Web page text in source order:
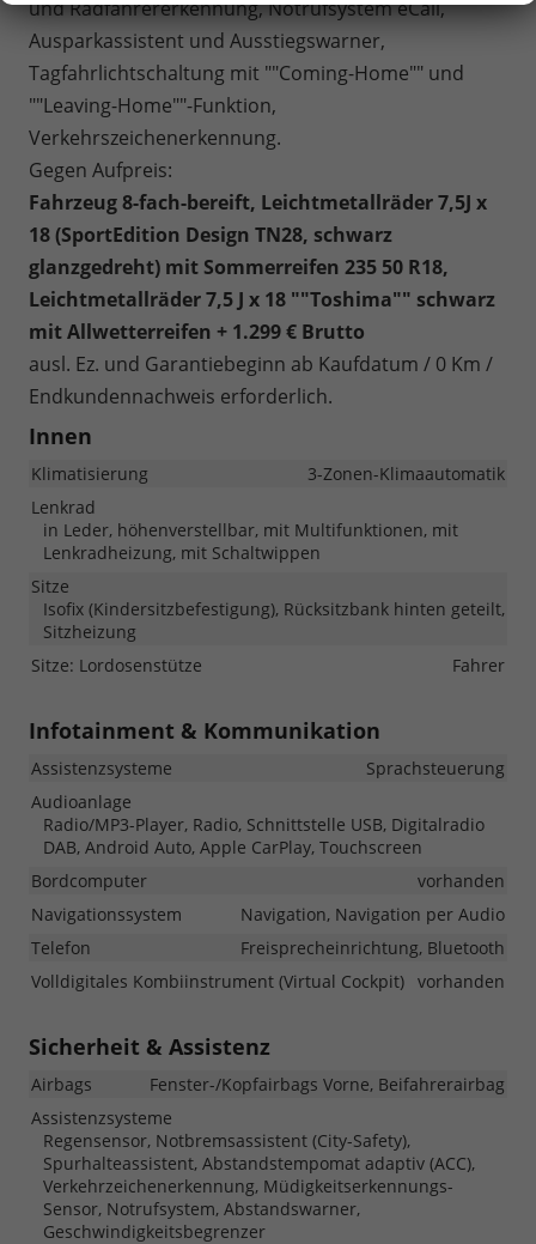
und Radfahrererkennung, Notrufsystem eCall,
Ausparkassistent und Ausstiegswarner,
Tagfahrlichtschaltung mit ""Coming-Home"" und
""Leaving-Home""-Funktion,
Verkehrszeichenerkennung.
Gegen Aufpreis:
Fahrzeug 8-fach-bereift, Leichtmetallräder 7,5J x
18 (SportEdition Design TN28, schwarz
glanzgedreht) mit Sommerreifen 235 50 R18,
Leichtmetallräder 7,5 J x 18 ""Toshima"" schwarz
mit Allwetterreifen + 1.299 € Brutto
ausl. Ez. und Garantiebeginn ab Kaufdatum / 0 Km /
Endkundennachweis erforderlich.
Innen
Klimatisierung
3-Zonen-Klimaautomatik
Lenkrad
in Leder, höhenverstellbar, mit Multifunktionen, mit
Lenkradheizung, mit Schaltwippen
Sitze
Isofix (Kindersitzbefestigung), Rücksitzbank hinten geteilt,
Sitzheizung
Sitze: Lordosenstütze
Fahrer
Infotainment & Kommunikation
Assistenzsysteme
Sprachsteuerung
Audioanlage
Radio/MP3-Player, Radio, Schnittstelle USB, Digitalradio
DAB, Android Auto, Apple CarPlay, Touchscreen
Bordcomputer
vorhanden
Navigationssystem
Navigation, Navigation per Audio
Telefon
Freisprecheinrichtung, Bluetooth
Volldigitales Kombiinstrument (Virtual Cockpit) vorhanden
Sicherheit & Assistenz
Airbags
Fenster-/Kopfairbags Vorne, Beifahrerairbag
Assistenzsysteme
Regensensor, Notbremsassistent (City-Safety),
Spurhalteassistent, Abstandstempomat adaptiv (ACC),
Verkehrzeichenerkennung, Müdigkeitserkennungs-
Sensor, Notrufsystem, Abstandswarner,
Geschwindigkeitsbegrenzer